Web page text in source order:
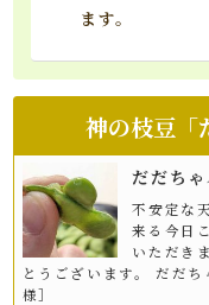
ます。
神の枝豆「
だだちゃ
不安定な
来る今日
いただき
とうございます。 だだ
様］